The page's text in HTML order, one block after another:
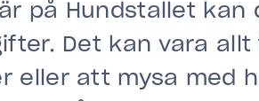
på Hundstallet kan
Det kan vara
eller att mysa med